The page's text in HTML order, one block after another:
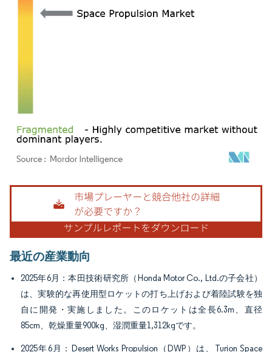
画像 © Mordor Intelligence。再利用にはCC BY 4.0の表示が必要です。
最近の産業動向
2025年6月：本田技術研究所（Honda Motor Co., Ltd.の子会社）
は、実験的な再使用型ロケットの打ち上げおよび着陸試験を独
自に開発・実施しました。このロケットは全長6.3m、直径
85cm、乾燥重量900kg、湿潤重量1,312kgです。
2025年6月：Desert Works Propulsion（DWP）は、Turion Space